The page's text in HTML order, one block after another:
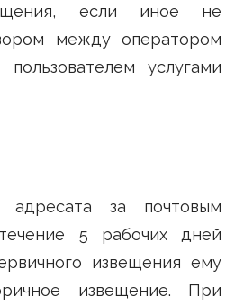
если иное не
между оператором
услугами
за почтовым
5 рабочих дней
извещения ему
извещение. При